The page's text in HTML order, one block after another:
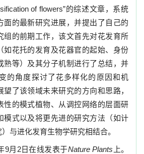
of flowers”的综述文章，系统
面的最新研究进展，并提出了自己的
组的前期工作，该文首先对花发育所
如花托的发育及花器官的起始、身份
熟等）及其分子机制进行了总结，并
的角度探讨了花多样化的原因和机
了该领域未来研究的方向和思路，
性的模式植物、从调控网络的层面研
模式以及将更先进的研究方法（如计
与进化发育生物学研究相结合。
9月 2日在线发表于Nature Plants 上。